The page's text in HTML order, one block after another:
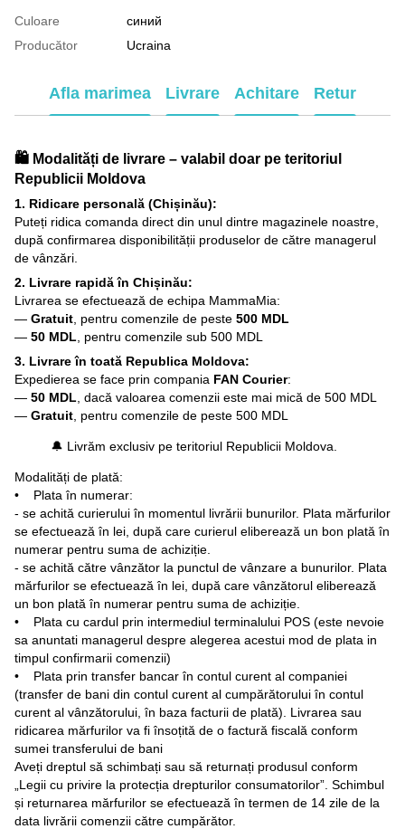
Culoare
синий
Producător
Ucraina
Afla marimea Livrare Achitare Retur
🛍️ Modalități de livrare – valabil doar pe teritoriul
Republicii Moldova
1. Ridicare personală (Chișinău):
Puteți ridica comanda direct din unul dintre magazinele noastre,
după confirmarea disponibilității produselor de către managerul
de vânzări.
2. Livrare rapidă în Chișinău:
Livrarea se efectuează de echipa MammaMia:
— Gratuit , pentru comenzile de peste 500 MDL
— 50 MDL , pentru comenzile sub 500 MDL
3. Livrare în toată Republica Moldova:
Expedierea se face prin compania FAN Courier:
— 50 MDL , dacă valoarea comenzii este mai mică de 500 MDL
— Gratuit , pentru comenzile de peste 500 MDL
🔔 Livrăm exclusiv pe teritoriul Republicii Moldova.
Modalități de plată:
• Plata în numerar:
- se achită curierului în momentul livrării bunurilor. Plata mărfurilor
se efectuează în lei, după care curierul eliberează un bon plată în
numerar pentru suma de achiziție.
- se achită către vânzător la punctul de vânzare a bunurilor. Plata
mărfurilor se efectuează în lei, după care vânzătorul eliberează
un bon plată în numerar pentru suma de achiziție.
• Plata cu cardul prin intermediul terminalului POS (este nevoie
sa anuntati managerul despre alegerea acestui mod de plata in
timpul confirmarii comenzii)
• Plata prin transfer bancar în contul curent al companiei
(transfer de bani din contul curent al cumpărătorului în contul
curent al vânzătorului, în baza facturii de plată). Livrarea sau
ridicarea mărfurilor va fi însoțită de o factură fiscală conform
sumei transferului de bani
Aveți dreptul să schimbați sau să returnați produsul conform
„Legii cu privire la protecția drepturilor consumatorilor”. Schimbul
și returnarea mărfurilor se efectuează în termen de 14 zile de la
data livrării comenzii către cumpărător.